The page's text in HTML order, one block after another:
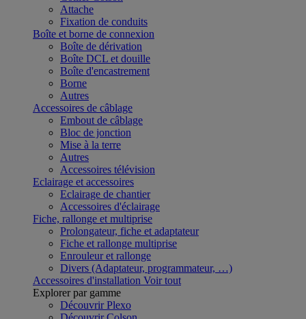
Attache
Fixation de conduits
Boîte et borne de connexion
Boîte de dérivation
Boîte DCL et douille
Boîte d'encastrement
Borne
Autres
Accessoires de câblage
Embout de câblage
Bloc de jonction
Mise à la terre
Autres
Accessoires télévision
Eclairage et accessoires
Eclairage de chantier
Accessoires d'éclairage
Fiche, rallonge et multiprise
Prolongateur, fiche et adaptateur
Fiche et rallonge multiprise
Enrouleur et rallonge
Divers (Adaptateur, programmateur, …)
Accessoires d'installation Voir tout
Explorer par gamme
Découvrir Plexo